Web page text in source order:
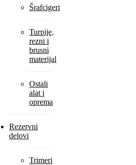
Šrafcigeri
Turpije,
rezni i
brusni
materijal
Ostali
alat i
oprema
Rezervni
delovi
Trimeri